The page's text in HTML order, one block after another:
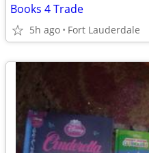
Books 4 Trade
5h ago Fort Lauderdale